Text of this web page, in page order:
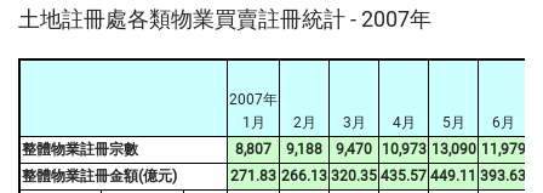
土地註冊處各類物業買賣註冊統計 - 2007年
2007年
1月
2月 3月 4月 5月 6月
整體物業註冊宗數
8,807 9,188 9,470 10,973 13,090 11,979
整體物業註冊金額(億元) 271.83 266.13 320.35 435.57 449.11 393.63